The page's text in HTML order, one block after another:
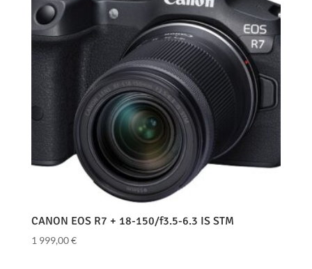
CANON EOS R7 + 18-150/f3.5-6.3 IS STM
1 999,00€